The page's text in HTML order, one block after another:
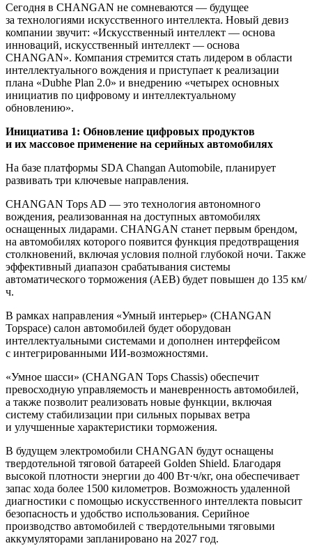
Сегодня в CHANGAN не сомневаются — будущее
за технологиями искусственного интеллекта. Новый девиз
компании звучит: «Искусственный интеллект — основа
инноваций, искусственный интеллект — основа
CHANGAN». Компания стремится стать лидером в области
интеллектуального вождения и приступает к реализации
плана «Dubhe Plan 2.0» и внедрению «четырех основных
инициатив по цифровому и интеллектуальному
обновлению».
Инициатива 1: Обновление цифровых продуктов
и их массовое применение на серийных автомобилях
На базе платформы SDA Changan Automobile, планирует
развивать три ключевые направления.
CHANGAN Tops AD — это технология автономного
вождения, реализованная на доступных автомобилях
оснащенных лидарами. CHANGAN станет первым брендом,
на автомобилях которого появится функция предотвращения
столкновений, включая условия полной глубокой ночи. Также
эффективный диапазон срабатывания системы
автоматического торможения (AEB) будет повышен до 135 км/
ч.
В рамках направления «Умный интерьер» (CHANGAN
Topspace) салон автомобилей будет оборудован
интеллектуальными системами и дополнен интерфейсом
с интегрированными ИИ-возможностями.
«Умное шасси» (CHANGAN Tops Chassis) обеспечит
превосходную управляемость и маневренность автомобилей,
а также позволит реализовать новые функции, включая
систему стабилизации при сильных порывах ветра
и улучшенные характеристики торможения.
В будущем электромобили CHANGAN будут оснащены
твердотельной тяговой батареей Golden Shield. Благодаря
высокой плотности энергии до 400 Вт·ч/кг, она обеспечивает
запас хода более 1500 километров. Возможность удаленной
диагностики с помощью искусственного интеллекта повысит
безопасность и удобство использования. Серийное
производство автомобилей с твердотельными тяговыми
аккумуляторами запланировано на 2027 год.